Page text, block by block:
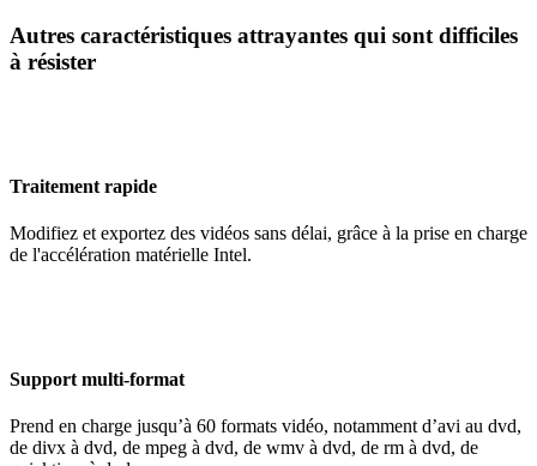
Autres caractéristiques attrayantes qui sont difficiles
à résister
Traitement rapide
Modifiez et exportez des vidéos sans délai, grâce à la prise en charge
de l'accélération matérielle Intel.
Support multi-format
Prend en charge jusqu’à 60 formats vidéo, notamment d’avi au dvd,
de divx à dvd, de mpeg à dvd, de wmv à dvd, de rm à dvd, de